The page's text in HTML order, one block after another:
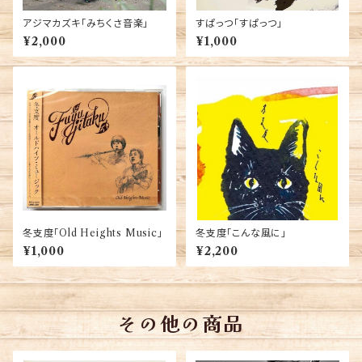
アジマカズキ「みちくさ音楽」
¥2,000
すぱっつ「すぱっつ」
¥1,000
冬支度「Old Heights Music」
¥1,000
冬支度「こんな風に」
¥2,200
その他の商品